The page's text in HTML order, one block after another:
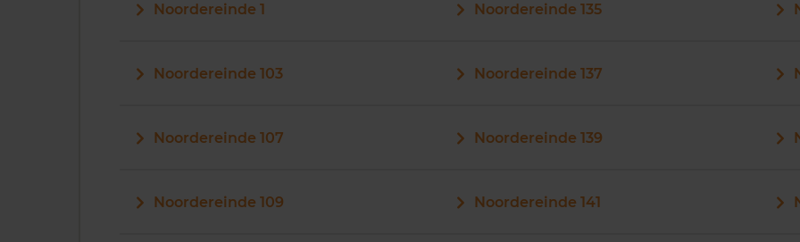
Noordereinde 1
Noordereinde 103
Noordereinde 107
Noordereinde 109
Noordereinde 135
Noordereinde 137
Noordereinde 139
Noordereinde 141